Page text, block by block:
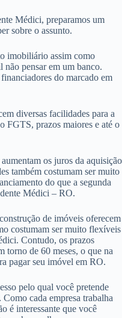
Médici, preparamos um
sobre o assunto.
imobiliário assim como
pensar em um banco.
do marcado em
diversas facilidades para a
FGTS, prazos maiores e até o
os juros da aquisição
também costumam ser muito
do que a segunda
Médici – RO.
de imóveis oferecem
costumam ser muito flexíveis
Contudo, os prazos
torno de 60 meses, o que na
pagar seu imóvel em RO.
pelo qual você pretende
cada empresa trabalha
é interessante que você